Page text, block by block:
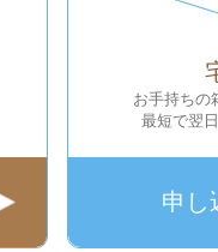
お手持ちの
最短で翌
申し